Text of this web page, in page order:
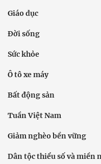
Giáo dục
Đời sống
Sức khỏe
Ô tô xe máy
Bất động sản
Tuần Việt Nam
Giảm nghèo bền vững
Dân tộc thiểu số và miền